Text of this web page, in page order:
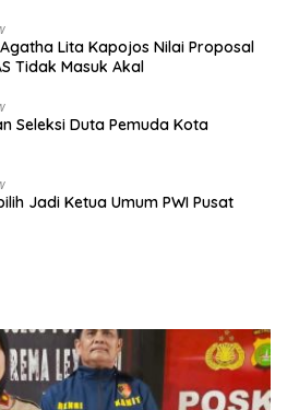
Lita Kapojos Nilai Proposal
Tidak Masuk Akal
Seleksi Duta Pemuda Kota
Jadi Ketua Umum PWI Pusat